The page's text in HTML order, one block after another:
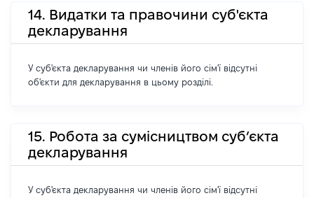
14. Видатки та правочини суб'єкта
декларування
У суб'єкта декларування чи членів його сім'ї відсутні
об'єкти для декларування в цьому розділі.
15. Робота за сумісництвом суб’єкта
декларування
У суб'єкта декларування чи членів його сім'ї відсутні